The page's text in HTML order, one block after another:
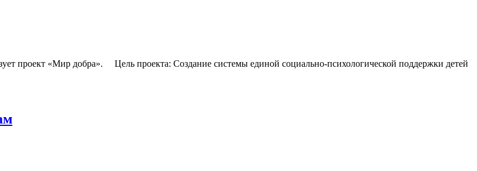
проект «Мир добра». Цель проекта: Создание системы единой социально-психологической поддержки детей